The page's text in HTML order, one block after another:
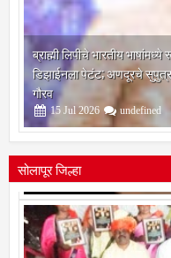
ब्राह्मी लिपीचे भारतीय
डिझाईनला पेटंट; अणदूरचे सुपुत्र
गौरव
15 Jul 2026 undefined
सोलापूर जिल्हा